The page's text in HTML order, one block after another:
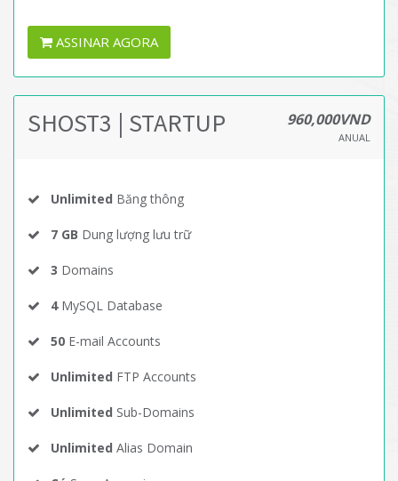
ASSINAR AGORA
SHOST3 | STARTUP 960,000VND
ANUAL
Unlimited Băng thông
7 GB Dung lượng lưu trữ
3 Domains
4MySQL Database
50 E-mail Accounts
Unlimited FTP Accounts
Unlimited Sub-Domains
Unlimited Alias Domain